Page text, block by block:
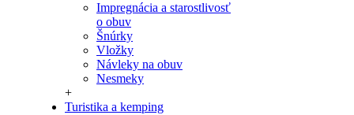
Impregnácia a starostlivosť
o obuv
Šnúrky
Vložky
Návleky na obuv
Nesmeky
+
Turistika a kemping